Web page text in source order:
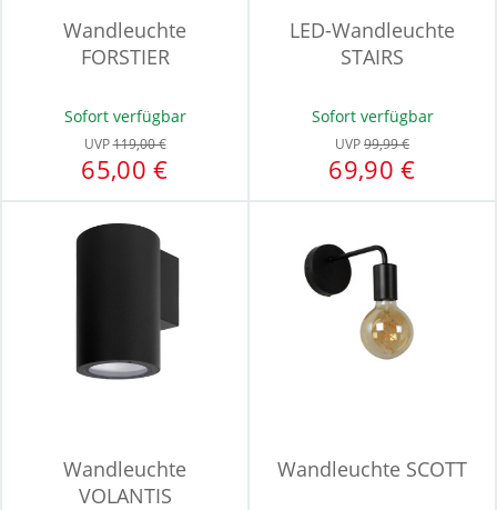
Wandleuchte
FORSTIER
Sofort verfügbar
UVP119,00 €
65,00 €
LED-Wandleuchte
STAIRS
Sofort verfügbar
UVP99,99 €
69,90 €
Wandleuchte
VOLANTIS
Wandleuchte SCOTT